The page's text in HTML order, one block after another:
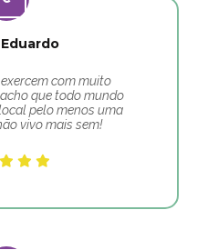
com muito
que todo mundo
pelo menos uma
vivo mais sem!